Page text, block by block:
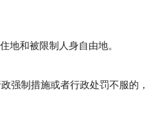
地和被限制人身自由地。
强制措施或者行政处罚不服的